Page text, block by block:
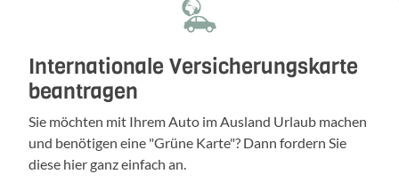
Inter­na­tio­nale Versi­che­rungs­karte
bean­tragen
Sie möchten mit Ihrem Auto im Ausland Urlaub machen
und benö­tigen eine "Grüne Karte"? Dann fordern Sie
diese hier ganz einfach an.